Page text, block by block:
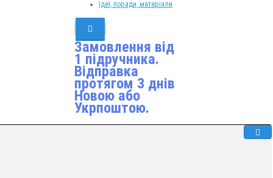
Ідеї, поради, матеріали
Замовлення від
1 підручника.
Відправка
протягом 3 днів
Новою або
Укрпоштою.